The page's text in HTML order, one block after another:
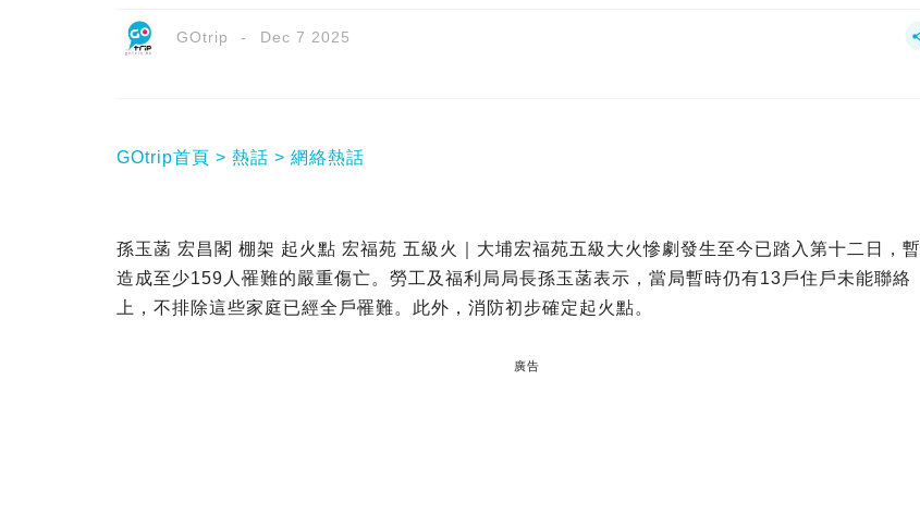
GOtrip Dec 7 2025
GOtrip首頁 熱話 網絡熱話
孫玉菡 宏昌閣 棚架 起火點 宏福苑 五級火｜大埔宏福苑五級大火慘劇發生至今已踏入第十二日，暫
造成至少159人罹難的嚴重傷亡。勞工及福利局局長孫玉菡表示，當局暫時仍有13戶住戶未能聯絡
上，不排除這些家庭已經全戶罹難。此外，消防初步確定起火點。
廣告